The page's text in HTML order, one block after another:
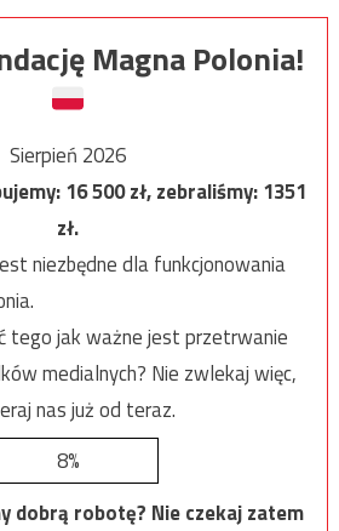
Magna Polonia!
Sierpień 2026
16 500zł, zebraliśmy:1351
zł.
niezbędne dla funkcjonowania
tego jak ważne jest przetrwanie
medialnych? Nie zwlekaj więc,
nas już od teraz.
8%
dobrą robotę? Nie czekaj zatem